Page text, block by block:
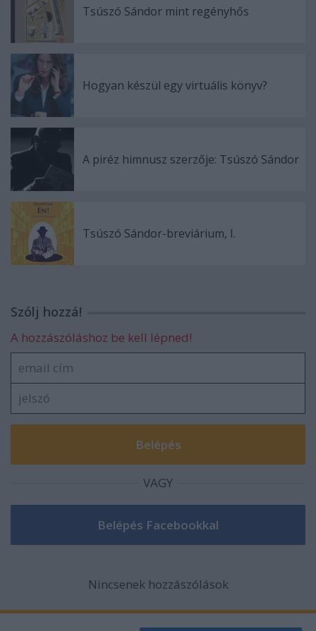
Tsúszó Sándor mint regényhős
Hogyan készül egy virtuális könyv?
A piréz himnusz szerzője: Tsúszó Sándor
Tsúszó Sándor-breviárium, I.
Szólj hozzá!
A hozzászóláshoz be kell lépned!
VAGY
Nincsenek hozzászólások